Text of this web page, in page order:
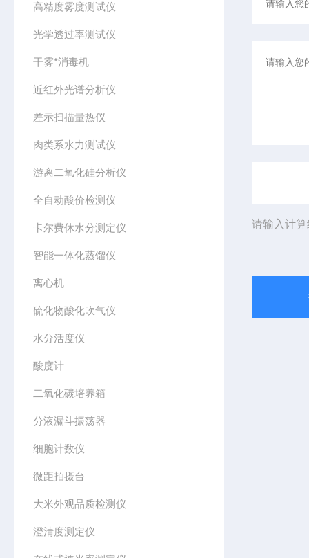
高精度雾度测试仪
光学透过率测试仪
干雾*消毒机
近红外光谱分析仪
差示扫描量热仪
肉类系水力测试仪
游离二氧化硅分析仪
全自动酸价检测仪
卡尔费休水分测定仪
智能一体化蒸馏仪
离心机
硫化物酸化吹气仪
水分活度仪
酸度计
二氧化碳培养箱
分液漏斗振荡器
细胞计数仪
微距拍摄台
大米外观品质检测仪
澄清度测定仪
请输入计